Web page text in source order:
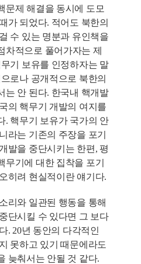
문제 해결을 동시에 도모
가 되었다. 적어도 북한의
수 있는 명분과 유인책을
차적으로 풀어가자는 제
기 보유를 인정하자는 말
로나 공개적으로 북한의
는 안 된다. 한국내 핵개발
의 핵무기 개발의 여지를
. 핵무기 보유가 국가의 안
라는 기존의 주장을 포기
발을 중단시키는 한편, 평
무기에 대한 집착을 포기
히려 현실적이란 얘기다.
리와 일관된 행동을 통해
단시킬 수 있다면 그 보다
. 20년 동안의 다각적인
못하고 있기 때문에라도
늦춰서는 안될 것 같다.